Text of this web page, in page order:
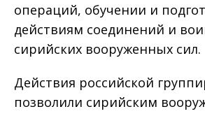
операций, обучении и
действиям соединений и
сирийских вооруженных сил.
Действия российской
позволили сирийским